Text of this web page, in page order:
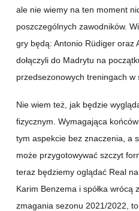
ale nie wiemy na ten moment
poszczególnych zawodników.
gry będą: Antonio Rüdiger oraz
dołączyli do Madrytu na
przedsezonowych treningach w
Nie wiem też, jak będzie
fizycznym. Wymagająca
tym aspekcie bez znaczenia, a
może przygotowywać szczyt
teraz będziemy oglądać Real
Karim Benzema i spółka wrócą
zmagania sezonu 2021/2022,